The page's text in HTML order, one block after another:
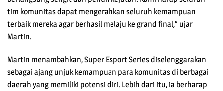
tim komunitas dapat mengerahkan seluruh kemampuan
terbaik mereka agar berhasil melaju ke grand final,” ujar
Martin.
Martin menambahkan, Super Esport Series diselenggarakan
sebagai ajang unjuk kemampuan para komunitas di berbagai
daerah yang memiliki potensi diri. Lebih dari itu, ia berharap